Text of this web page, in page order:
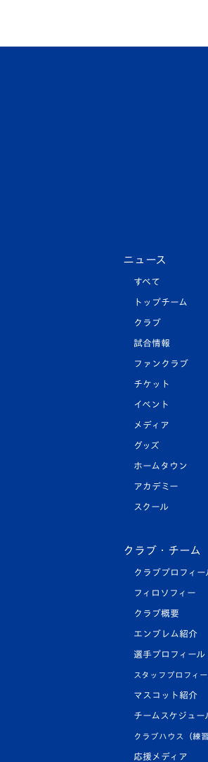
ニュース
すべて
トップチーム
クラブ
試合情報
ファンクラブ
チケット
イベント
メディア
グッズ
ホームタウン
アカデミー
スクール
クラブ・チーム
クラブプロフィー
フィロソフィー
クラブ概要
エンブレム紹介
選手プロフィール
スタッフプロフィ
マスコット紹介
チームスケジュー
クラブハウス（練習
応援メディア